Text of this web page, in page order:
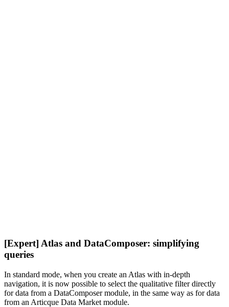
[Expert] Atlas and DataComposer: simplifying
queries
In standard mode, when you create an Atlas with in-depth
navigation, it is now possible to select the qualitative filter directly
for data from a DataComposer module, in the same way as for data
from an Articque Data Market module.